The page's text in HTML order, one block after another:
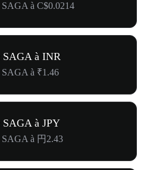
à C$0.0214
SAGA à INR
SAGA à ₹1.46
SAGA à JPY
SAGA à 円2.43